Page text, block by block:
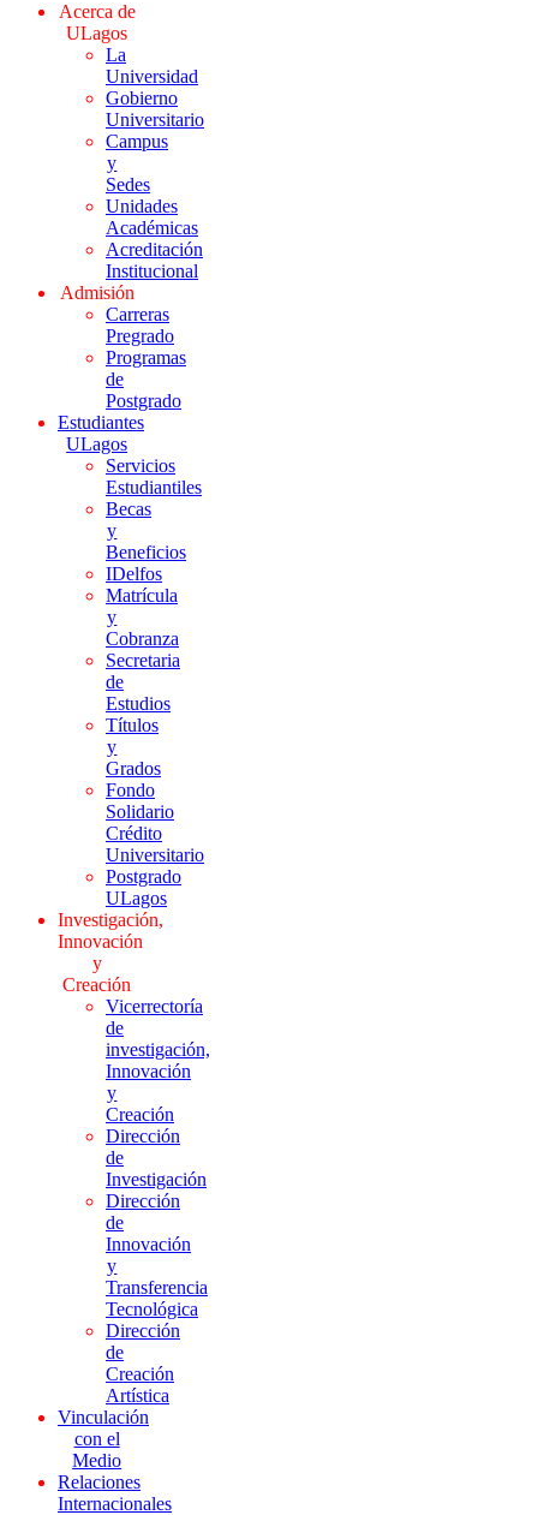
Acerca de
ULagos
La
Universidad
Gobierno
Universitario
Campus
y
Sedes
Unidades
Académicas
Acreditación
Institucional
Admisión
Carreras
Pregrado
Programas
de
Postgrado
Estudiantes
ULagos
Servicios
Estudiantiles
Becas
y
Beneficios
IDelfos
Matrícula
y
Cobranza
Secretaria
de
Estudios
Títulos
y
Grados
Fondo
Solidario
Crédito
Universitario
Postgrado
ULagos
Investigación,
Innovación
y
Creación
Vicerrectoría
de
investigación,
Innovación
y
Creación
Dirección
de
Investigación
Dirección
de
Innovación
y
Transferencia
Tecnológica
Dirección
de
Creación
Artística
Vinculación
con el
Medio
Relaciones
Internacionales